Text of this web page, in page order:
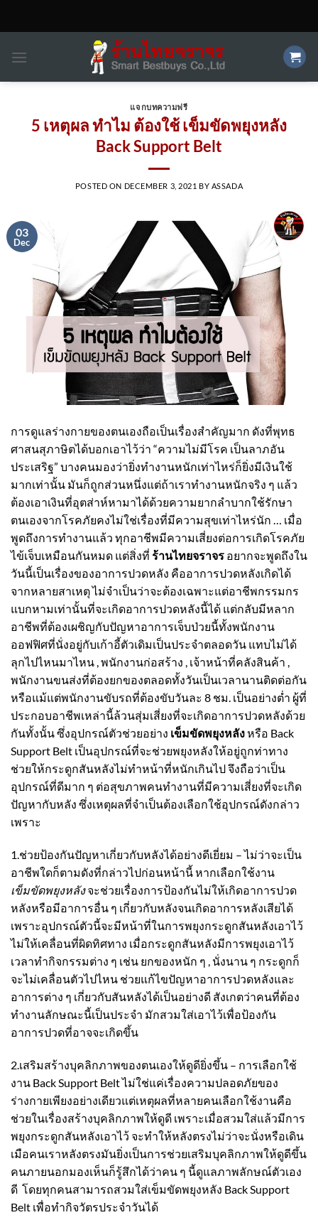
แจกบทความฟรี
5 เหตุผล ทำไม ต้องใช้ เข็มขัดพยุงหลัง
Back Support Belt
POSTED ON DECEMBER 3, 2021 BY ASSADA
03
Dec
การดูแลร่างกายของตนเองถือเป็นเรื่องสำคัญมาก ดังที่พุทธ
ศาสนสุภาษิตได้บอกเอาไว้ว่า “ความไม่มีโรค เป็นลาภอัน
ประเสริฐ” บางคนมองว่ายิ่งทำงานหนักเท่าไหร่ก็ยิ่งมีเงินใช้
มากเท่านั้น มันก็ถูกส่วนหนึ่งแต่ถ้าเราทำงานหนักจริง ๆ แล้ว
ต้องเอาเงินที่อุตส่าห์หามาได้ด้วยความยากลำบากใช้รักษา
ตนเองจากโรคภัยคงไม่ใช่เรื่องที่มีความสุขเท่าไหร่นัก … เมื่อ
พูดถึงการทำงานแล้ว ทุกอาชีพมีความเสี่ยงต่อการเกิดโรคภัย
ไข้เจ็บเหมือนกันหมด แต่สิ่งที่ ร้านไทยจราจร อยากจะพูดถึงใน
วันนี้เป็นเรื่องของอาการปวดหลัง คืออาการปวดหลังเกิดได้
จากหลายสาเหตุ ไม่จำเป็นว่าจะต้องเฉพาะแต่อาชีพกรรมกร
แบกหามเท่านั้นที่จะเกิดอาการปวดหลังนี้ได้ แต่กลับมีหลาก
อาชีพที่ต้องเผชิญกับปัญหาอาการเจ็บป่วยนี้ทั้งพนักงาน
ออฟฟิศที่นั่งอยู่กับเก้าอี้ตัวเดิมเป็นประจำตลอดวัน แทบไม่ได้
ลุกไปไหนมาไหน , พนักงานก่อสร้าง , เจ้าหน้าที่คลังสินค้า ,
พนักงานขนส่งที่ต้องยกของตลอดทั้งวันเป็นเวลานานติดต่อกัน
หรือแม้แต่พนักงานขับรถที่ต้องขับวันละ 8 ชม. เป็นอย่างต่ำ ผู้ที่
ประกอบอาชีพเหล่านี้ล้วนสุ่มเสี่ยงที่จะเกิดอาการปวดหลังด้วย
กันทั้งนั้น ซึ่งอุปกรณ์ตัวช่วยอย่าง เข็มขัดพยุงหลังหรือ Back
Support Belt เป็นอุปกรณ์ที่จะช่วยพยุงหลังให้อยู่ถูกท่าทาง
ช่วยให้กระดูกสันหลังไม่ทำหน้าที่หนักเกินไป จึงถือว่าเป็น
อุปกรณ์ที่ดีมาก ๆ ต่อสุขภาพคนทำงานที่มีความเสี่ยงที่จะเกิด
ปัญหากับหลัง ซึ่งเหตุผลที่จำเป็นต้องเลือกใช้อุปกรณ์ดังกล่าว
เพราะ
1.ช่วยป้องกันปัญหาเกี่ยวกับหลังได้อย่างดีเยี่ยม – ไม่ว่าจะเป็น
อาชีพใดก็ตามดังที่กล่าวไปก่อนหน้านี้ หากเลือกใช้งาน
เข็มขัดพยุงหลังจะช่วยเรื่องการป้องกันไม่ให้เกิดอาการปวด
หลังหรือมีอาการอื่น ๆ เกี่ยวกับหลังจนเกิดอาการหลังเสียได้
เพราะอุปกรณ์ตัวนี้จะมีหน้าที่ในการพยุงกระดูกสันหลังเอาไว้
ไม่ให้เคลื่อนที่ผิดทิศทาง เมื่อกระดูกสันหลังมีการพยุงเอาไว้
เวลาทำกิจกรรมต่าง ๆ เช่น ยกของหนัก ๆ , นั่งนาน ๆ กระดูกก็
จะไม่เคลื่อนตัวไปไหน ช่วยแก้ไขปัญหาอาการปวดหลังและ
อาการต่าง ๆ เกี่ยวกับสันหลังได้เป็นอย่างดี สังเกตว่าคนที่ต้อง
ทำงานลักษณะนี้เป็นประจำ มักสวมใส่เอาไว้เพื่อป้องกัน
อาการปวดที่อาจจะเกิดขึ้น
2.เสริมสร้างบุคลิกภาพของตนเองให้ดูดียิ่งขึ้น – การเลือกใช้
งาน Back Support Beltไม่ใช่แค่เรื่องความปลอดภัยของ
ร่างกายเพียงอย่างเดียวแต่เหตุผลที่หลายคนเลือกใช้งานคือ
ช่วยในเรื่องสร้างบุคลิกภาพให้ดูดี เพราะเมื่อสวมใส่แล้วมีการ
พยุงกระดูกสันหลังเอาไว้ จะทำให้หลังตรงไม่ว่าจะนั่งหรือเดิน
เมือคนเราหลังตรงมันยิ่งเป็นการช่วยเสริมบุคลิกภาพให้ดูดีขึ้น
คนภายนอกมองเห็นก็รู้สึกได้ว่าคน ๆ นี้ดูแลภาพลักษณ์ตัวเอง
ดี โดยทุกคนสามารถสวมใส่เข็มขัดพยุงหลัง Back Support
Belt เพื่อทำกิจวัตรประจำวันได้